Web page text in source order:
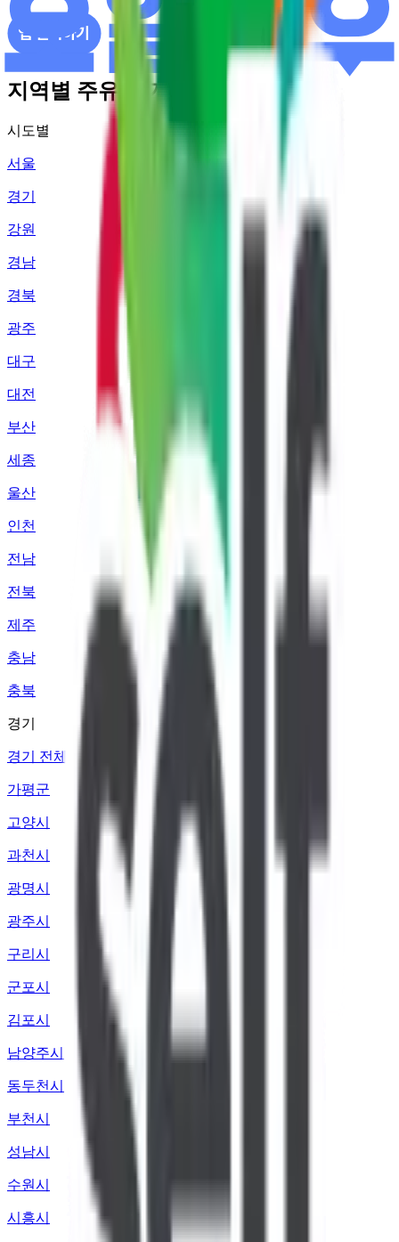
지역별 주유소 가격 정보
시도별
서울
경기
강원
경남
경북
광주
대구
대전
부산
세종
울산
인천
전남
전북
제주
충남
충북
경기
경기 전체
가평군
고양시
과천시
광명시
광주시
구리시
군포시
김포시
남양주시
동두천시
부천시
성남시
수원시
시흥시